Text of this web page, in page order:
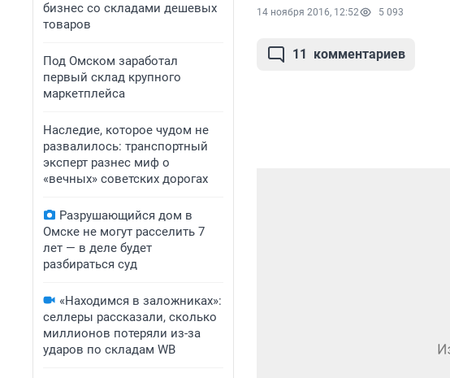
бизнес со складами дешевых
товаров
Под Омском заработал
первый склад крупного
маркетплейса
Наследие, которое чудом не
развалилось: транспортный
эксперт разнес миф о
«вечных» советских дорогах
Разрушающийся дом в
Омске не могут расселить 7
лет — в деле будет
разбираться суд
«Находимся в заложниках»:
селлеры рассказали, сколько
миллионов потеряли из-за
ударов по складам WB
14 ноября 2016, 12:52 5 093
11 комментариев